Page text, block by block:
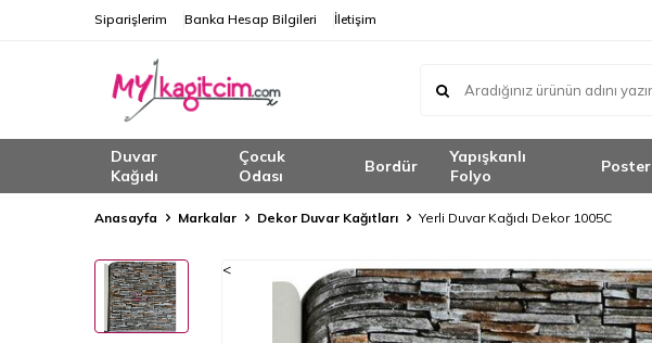
Siparişlerim Banka Hesap Bilgileri İletişim
Duvar
Kağıdı
Çocuk
Odası
Bordür
Yapışkanlı
Folyo
Poster
Anasayfa Markalar Dekor Duvar Kağıtları Yerli Duvar Kağıdı Dekor 1005C
<